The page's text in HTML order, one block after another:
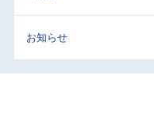
お知らせ